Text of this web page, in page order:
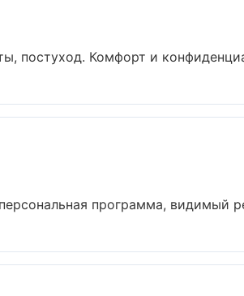
постуход. Комфорт и
программа, видимый